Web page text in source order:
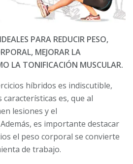
PARA REDUCIR PESO,
MEJORAR LA
LA TONIFICACIÓN MUSCULAR.
híbridos es indiscutible,
es, que al
lesiones y el
es importante destacar
el peso corporal se convierte
de trabajo.